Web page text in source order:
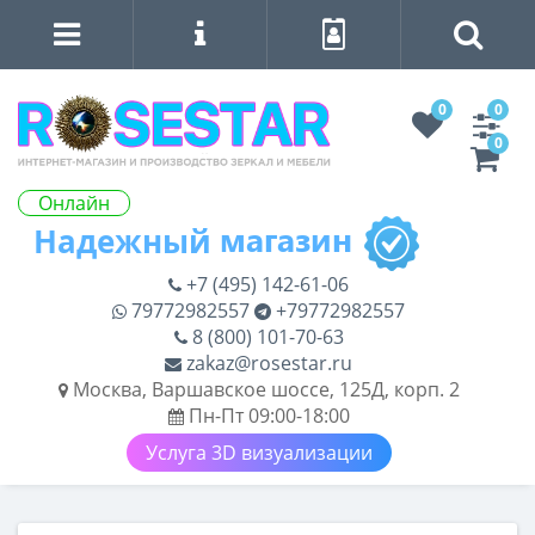
Онлайн
0
0
0
+7 (495) 142-61-06
79772982557
+79772982557
8 (800) 101-70-63
zakaz@rosestar.ru
Москва, Варшавское шоссе, 125Д, корп. 2
Пн-Пт 09:00-18:00
Услуга 3D визуализации